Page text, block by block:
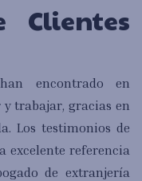
Clientes
encontrado en
trabajar, gracias en
Los testimonios de
excelente referencia
de extranjería